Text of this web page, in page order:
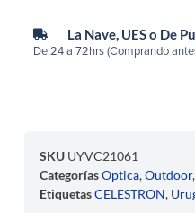
La Nave, UES o De
De 24 a 72hrs (Comprando
SKU UYVC21061
CategoríasOptica,Outdoor
EtiquetasCELESTRON,